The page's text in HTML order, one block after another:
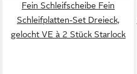
Fein Schleifscheibe Fein
Schleifplatten-Set Dreieck,
gelocht VE à 2 Stück Starlock